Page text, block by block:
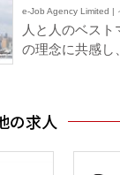
e-Job Agency Limited |
人と人のベス
の理念に共感し
の求人